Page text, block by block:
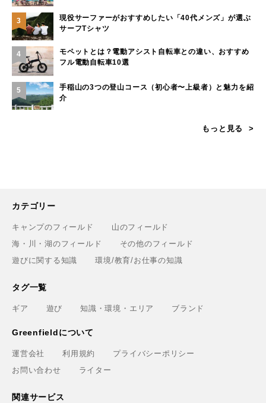
3
現役サーファーがおすすめしたい「40代メンズ」が選ぶ
サーフTシャツ
4
モペットとは？電動アシスト自転車との違い、おすすめ
フル電動自転車10選
5
手稲山の3つの登山コース（初心者〜上級者）と魅力を紹
介
もっと見る
カテゴリー
キャンプのフィールド
山のフィールド
海・川・湖のフィールド
その他のフィールド
遊びに関する知識
環境/教育/お仕事の知識
タグ一覧
ギア 遊び 知識・環境・エリア ブランド
Greenfieldについて
運営会社 利用規約
プライバシーポリシー
お問い合わせ
ライター
関連サービス